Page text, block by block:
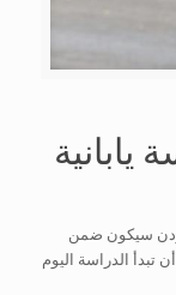
سيكون ضمن
تبدأ الدراسة اليوم